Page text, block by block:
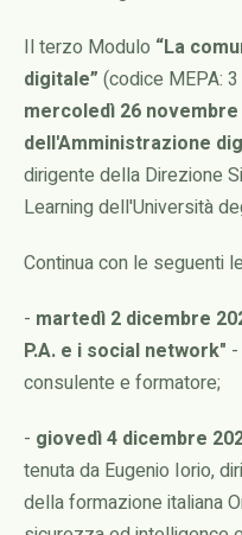
Il terzo Modulo “La
digitale” (codice MEPA:
mercoledì 26 novembre
dell'Amministrazione
dirigente della Direzione
Learning dell'Università
Continua con le seguenti
- martedì 2 dicembre
P.A. e i social network"
consulente e formatore;
- giovedì 4 dicembre
tenuta da Eugenio Iorio,
della formazione italiana